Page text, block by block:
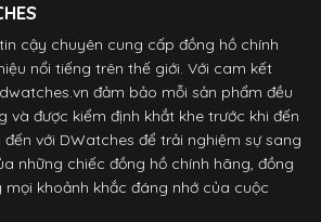
cậy chuyên cung cấp đồng hồ chính
nổi tiếng trên thế giới. Với cam kết
đảm bảo mỗi sản phẩm đều
và được kiểm định khắt khe trước khi đến
với DWatches để trải nghiệm sự sang
những chiếc đồng hồ chính hãng, đồng
khoảnh khắc đáng nhớ của cuộc